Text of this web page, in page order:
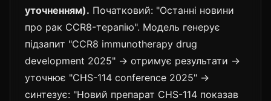
уточненням). Початковий: "Останні новини
про рак CCR8-терапію". Модель генерує
підзапит "CCR8 immunotherapy drug
development 2025" → отримує результати →
уточнює "CHS-114 conference 2025" →
синтезує: "Новий препарат CHS-114 показав